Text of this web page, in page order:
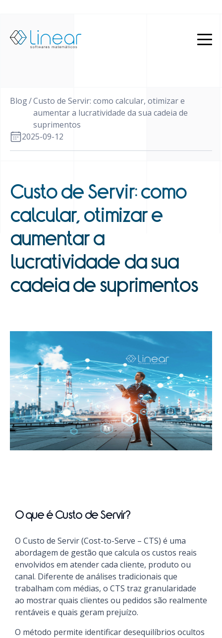
Restrito
Entrar
em
Blog/Custo de Servir: como calcular, otimizar e
aumentar a lucratividade da sua cadeia de
suprimentos
2025-09-12
Custo de Servir: como
calcular, otimizar e
aumentar a
lucratividade da sua
cadeia de suprimentos
O que é Custo de Servir?
O Custo de Servir (Cost-to-Serve – CTS) é uma
abordagem de gestão que calcula os custos reais
envolvidos em atender cada cliente, produto ou
canal. Diferente de análises tradicionais que
trabalham com médias, o CTS traz granularidade
ao mostrar quais clientes ou pedidos são realmente
rentáveis e quais geram prejuízo.
O método permite identificar desequilíbrios ocultos